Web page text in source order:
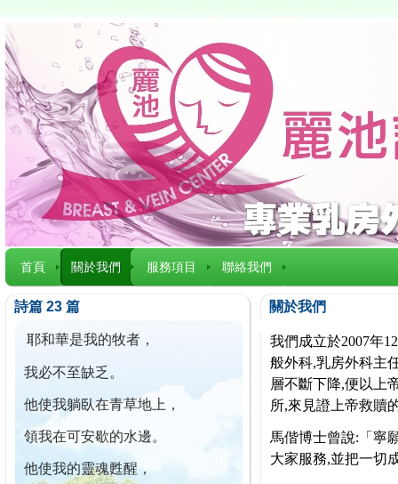
首頁 關於我們 服務項目 聯絡我們
詩篇 23 篇
耶和華是我的牧者，
我必不至缺乏。
他使我躺臥在青草地上，
領我在可安歇的水邊。
他使我的靈魂甦醒，
關於我們
我們成立於2007年
般外科,乳房外科主
層不斷下降,便以上
所,來見證上帝救贖
馬偕博士曾說:「寧
大家服務,並把一切